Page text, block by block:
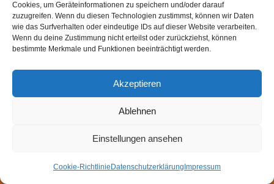
Cookies, um Geräteinformationen zu speichern und/oder darauf
zuzugreifen. Wenn du diesen Technologien zustimmst, können wir Daten
wie das Surfverhalten oder eindeutige IDs auf dieser Website verarbeiten.
Wenn du deine Zustimmung nicht erteilst oder zurückziehst, können
bestimmte Merkmale und Funktionen beeinträchtigt werden.
Akzeptieren
Ablehnen
Einstellungen ansehen
Cookie-Richtlinie Datenschutzerklärung Impressum
© Weingut Thomas Steigelmann
HOME AKTUELLES WEINGUT SHOP FEWOS
KONTAKT